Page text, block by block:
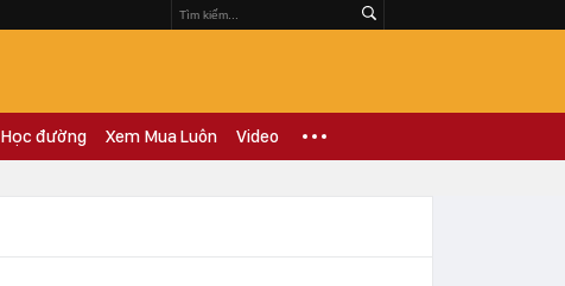
Học đường Xem Mua Luôn Video